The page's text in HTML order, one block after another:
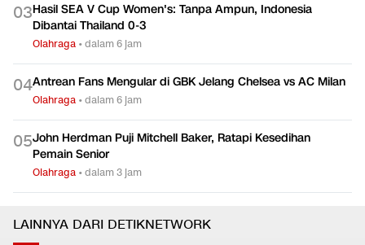
03Hasil SEA V Cup Women's: Tanpa Ampun, Indonesia
Dibantai Thailand 0-3
Olahraga •dalam 6 jam
04Antrean Fans Mengular di GBK Jelang Chelsea vs AC Milan
Olahraga •dalam 6 jam
05John Herdman Puji Mitchell Baker, Ratapi Kesedihan
Pemain Senior
Olahraga •dalam 3 jam
LAINNYA DARI DETIKNETWORK